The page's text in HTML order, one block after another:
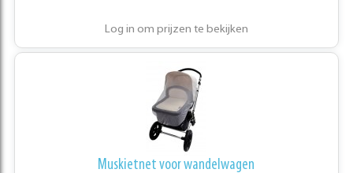
Log in om prijzen te bekijken
Muskietnet voor wandelwagen